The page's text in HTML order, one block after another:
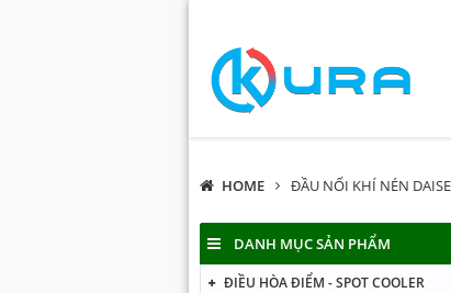
HOME ĐẦU NỐI KHÍ NÉN
DANH MỤC SẢN PHẨM
ĐIỀU HÒA ĐIỂM - SPOT COOLER